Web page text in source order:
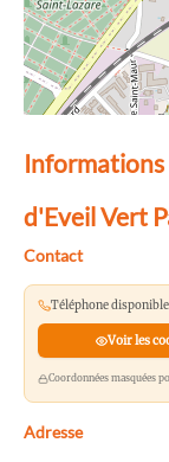
Informations
d'Eveil Vert
Contact
Téléphone disponible
Voir les
Coordonnées masquées
Adresse